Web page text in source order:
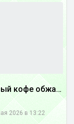
Крафтовый кофе обжареный купаж арабики 5...
2026 в 13:22